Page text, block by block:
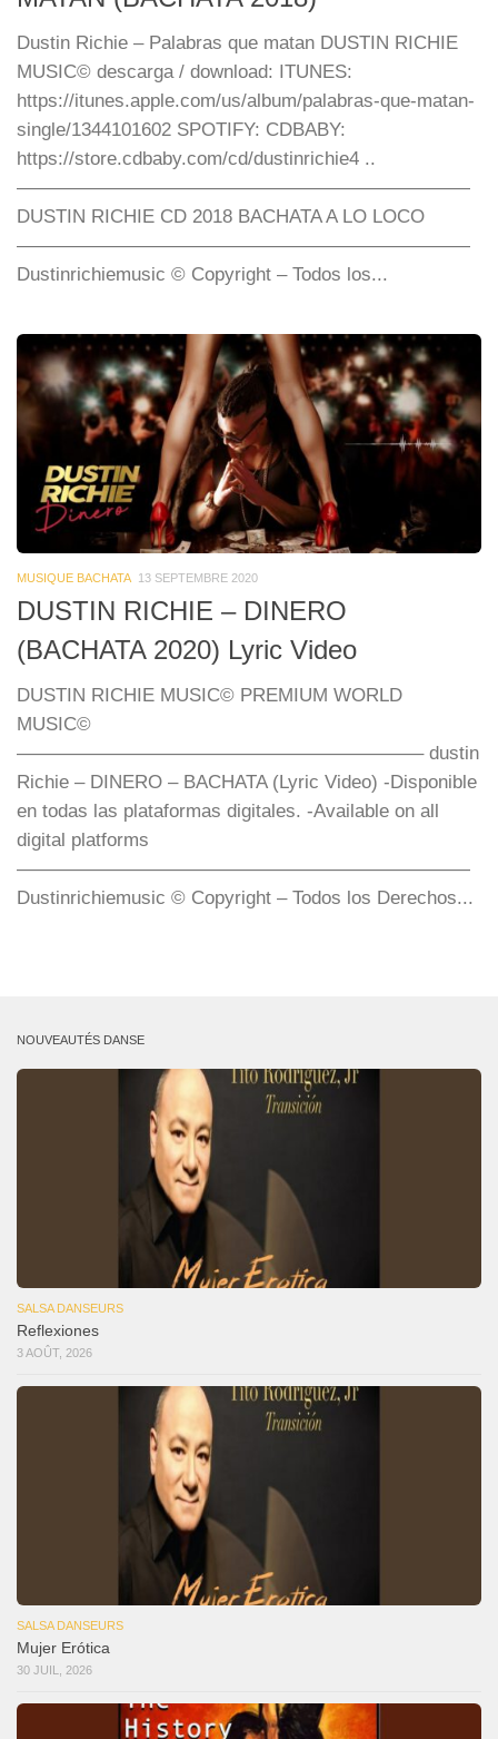
Dustin Richie – Palabras que matan DUSTIN RICHIE
MUSIC© descarga / download: ITUNES:
https://itunes.apple.com/us/album/palabras-que-matan-
single/1344101602 SPOTIFY: CDBABY:
https://store.cdbaby.com/cd/dustinrichie4 ..
————————————————————————
DUSTIN RICHIE CD 2018 BACHATA A LO LOCO
————————————————————————
Dustinrichiemusic © Copyright – Todos los...
MUSIQUE BACHATA 13 SEPTEMBRE 2020
DUSTIN RICHIE – DINERO
(BACHATA 2020) Lyric Video
DUSTIN RICHIE MUSIC© PREMIUM WORLD
MUSIC©
—————————————————————– dustin
Richie – DINERO – BACHATA (Lyric Video) -Disponible
en todas las plataformas digitales. -Available on all
digital platforms
————————————————————————
Dustinrichiemusic © Copyright – Todos los Derechos...
NOUVEAUTÉS DANSE
SALSA DANSEURS
Reflexiones
3 AOÛT, 2026
SALSA DANSEURS
Mujer Erótica
30 JUIL, 2026